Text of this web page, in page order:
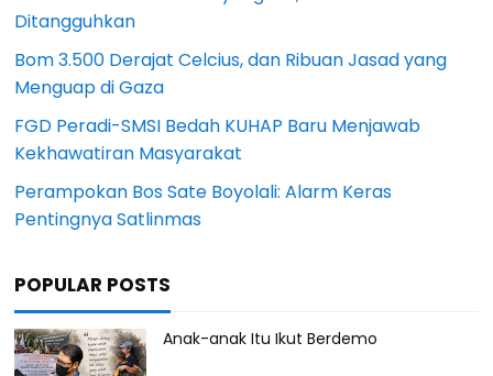
Ditangguhkan
Bom 3.500 Derajat Celcius, dan Ribuan Jasad yang
Menguap di Gaza
FGD Peradi-SMSI Bedah KUHAP Baru Menjawab
Kekhawatiran Masyarakat
Perampokan Bos Sate Boyolali: Alarm Keras
Pentingnya Satlinmas
POPULAR POSTS
Anak-anak Itu Ikut Berdemo